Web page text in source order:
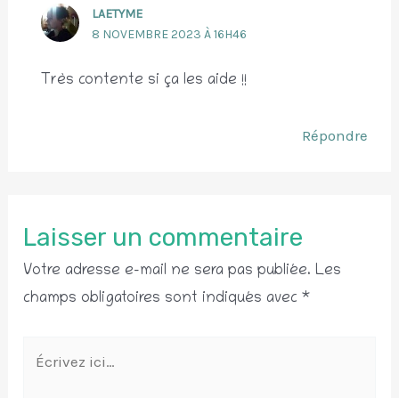
LAETYME
8 NOVEMBRE 2023 À 16H46
Très contente si ça les aide !!
Répondre
Laisser un commentaire
Votre adresse e-mail ne sera pas publiée. Les
champs obligatoires sont indiqués avec*